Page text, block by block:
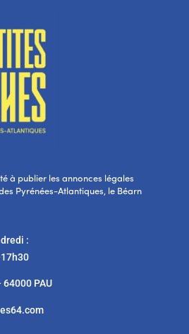
à publier les annonces légales
Pyrénées-Atlantiques, le Béarn
:
64000 PAU